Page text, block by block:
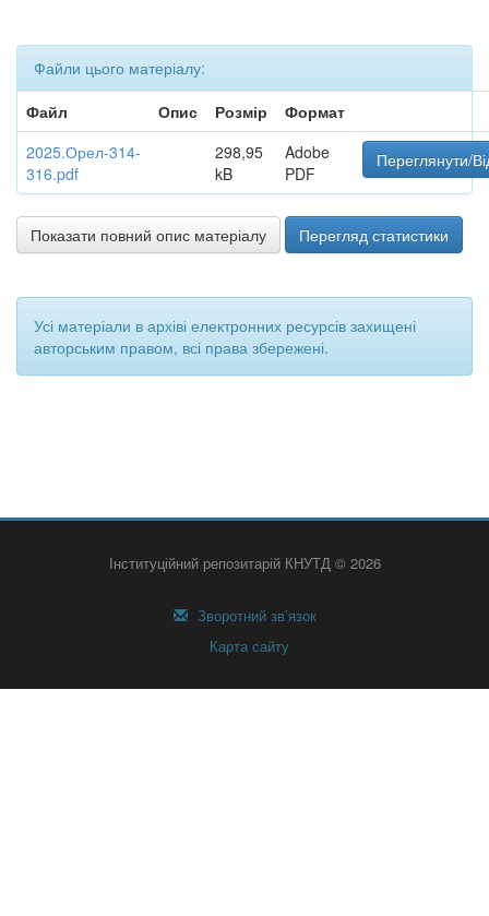
Файли цього матеріалу:
Файл
Опис Розмір
Формат
2025.Орел-314-
316.pdf
298,95
kB
Adobe
PDF
Переглянути/
Показати повний опис матеріалу Перегляд статистики
Усі матеріали в архіві електронних ресурсів захищені
авторським правом, всі права збережені.
Інституційний репозитарій КНУТД © 2026
Зворотний зв’язок
Карта сайту